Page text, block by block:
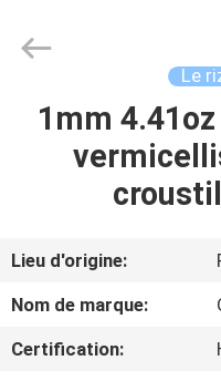
MAISON
AU
SUJET
Rights
Le
1mm
Lieu d'origine:
Nom de marque:
Certification: